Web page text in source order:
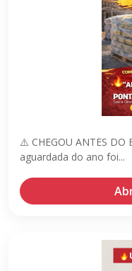
⚠️ CHEGOU ANTES DO
aguardada do ano foi...